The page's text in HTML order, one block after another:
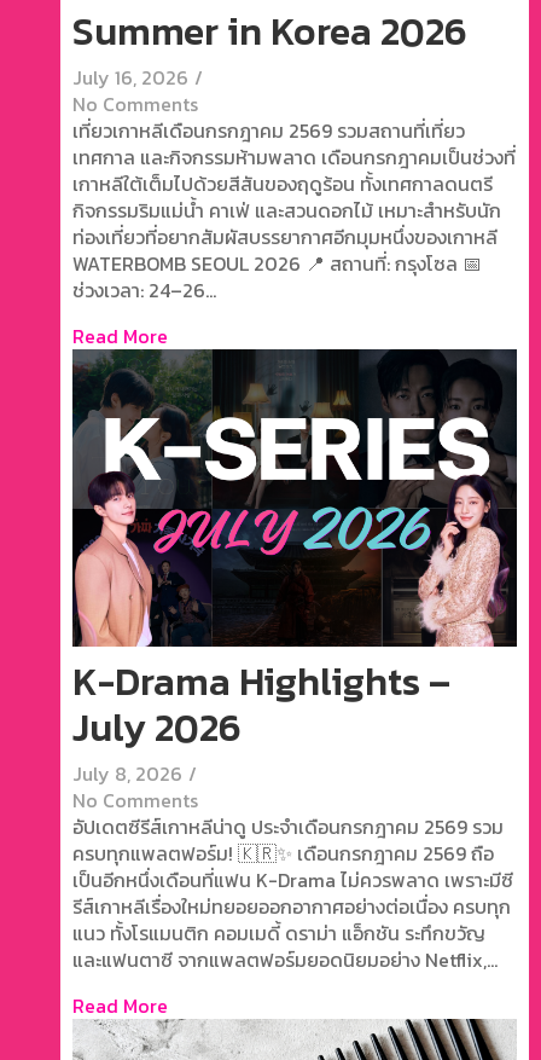
Summer in Korea 2026
July 16, 2026 /
No Comments
เที่ยวเกาหลีเดือนกรกฎาคม 2569 รวมสถานที่เที่ยว
เทศกาล และกิจกรรมห้ามพลาด เดือนกรกฎาคมเป็นช่วงที่
เกาหลีใต้เต็มไปด้วยสีสันของฤดูร้อน ทั้งเทศกาลดนตรี
กิจกรรมริมแม่น้ำ คาเฟ่ และสวนดอกไม้ เหมาะสำหรับนัก
ท่องเที่ยวที่อยากสัมผัสบรรยากาศอีกมุมหนึ่งของเกาหลี
WATERBOMB SEOUL 2026 📍 สถานที่: กรุงโซล 📅
ช่วงเวลา: 24–26...
Read More
K-Drama Highlights –
July 2026
July 8, 2026 /
No Comments
อัปเดตซีรีส์เกาหลีน่าดู ประจำเดือนกรกฎาคม 2569 รวม
ครบทุกแพลตฟอร์ม! 🇰🇷✨ เดือนกรกฎาคม 2569 ถือ
เป็นอีกหนึ่งเดือนที่แฟน K-Drama ไม่ควรพลาด เพราะมีซี
รีส์เกาหลีเรื่องใหม่ทยอยออกอากาศอย่างต่อเนื่อง ครบทุก
แนว ทั้งโรแมนติก คอมเมดี้ ดราม่า แอ็กชัน ระทึกขวัญ
และแฟนตาซี จากแพลตฟอร์มยอดนิยมอย่าง Netflix,...
Read More